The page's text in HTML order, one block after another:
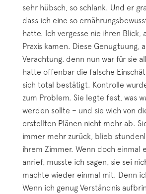
sehr hübsch, so schlank. Und er
dass ich eine so
hatte. Ich vergesse nie ihren Blick,
Praxis kamen. Diese Genugtuung,
Verachtung, denn nun war für sie
hatte offenbar die falsche
sich total bestätigt. Kontrolle
zum Problem. Sie legte fest, was
werden sollte – und sie wich von
erstellten Plänen nicht mehr ab.
immer mehr zurück, blieb
ihrem Zimmer. Wenn doch einmal
anrief, musste ich sagen, sie sei
machte wieder einmal mit. Denn
Wenn ich genug Verständnis